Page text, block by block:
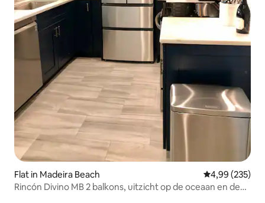
Flat in Madeira Beach Gemiddelde
4,99 (235)
Rincón Divino MB 2 balkons, uitzicht op de oceaan en de